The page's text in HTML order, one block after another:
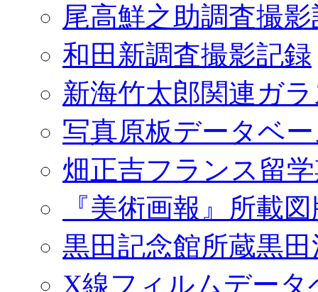
尾高鮮之助調査撮
和田新調査撮影記録
新海竹太郎関連ガ
写真原板データベ
畑正吉フランス留
『美術画報』所載
黒田記念館所蔵黒
X線フィルムデータ